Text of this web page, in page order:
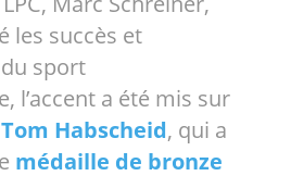
les succès et
sport
l’accent a été mis sur
Tom Habscheid, qui a
médaille de bronze